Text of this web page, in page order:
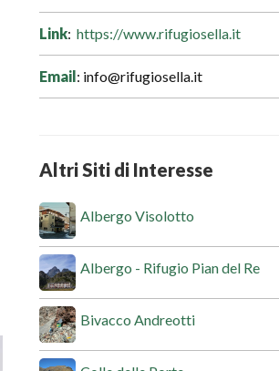
Link: https://www.rifugiosella.it
Email: info@rifugiosella.it
Altri Siti di Interesse
Albergo Visolotto
Albergo - Rifugio Pian del Re
Bivacco Andreotti